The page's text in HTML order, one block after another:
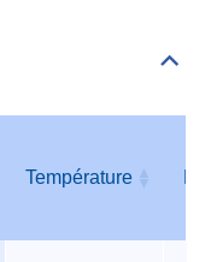
Température